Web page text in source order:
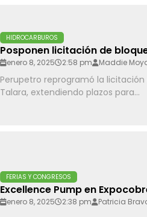
HIDROCARBUROS
Posponen licitación de
enero 8, 2025 2:58 pm Maddie
Perupetro reprogramó la licitación
Talara, extendiendo plazos para...
FERIAS Y CONGRESOS
Excellence Pump en
enero 8, 2025 2:38 pm Patricia